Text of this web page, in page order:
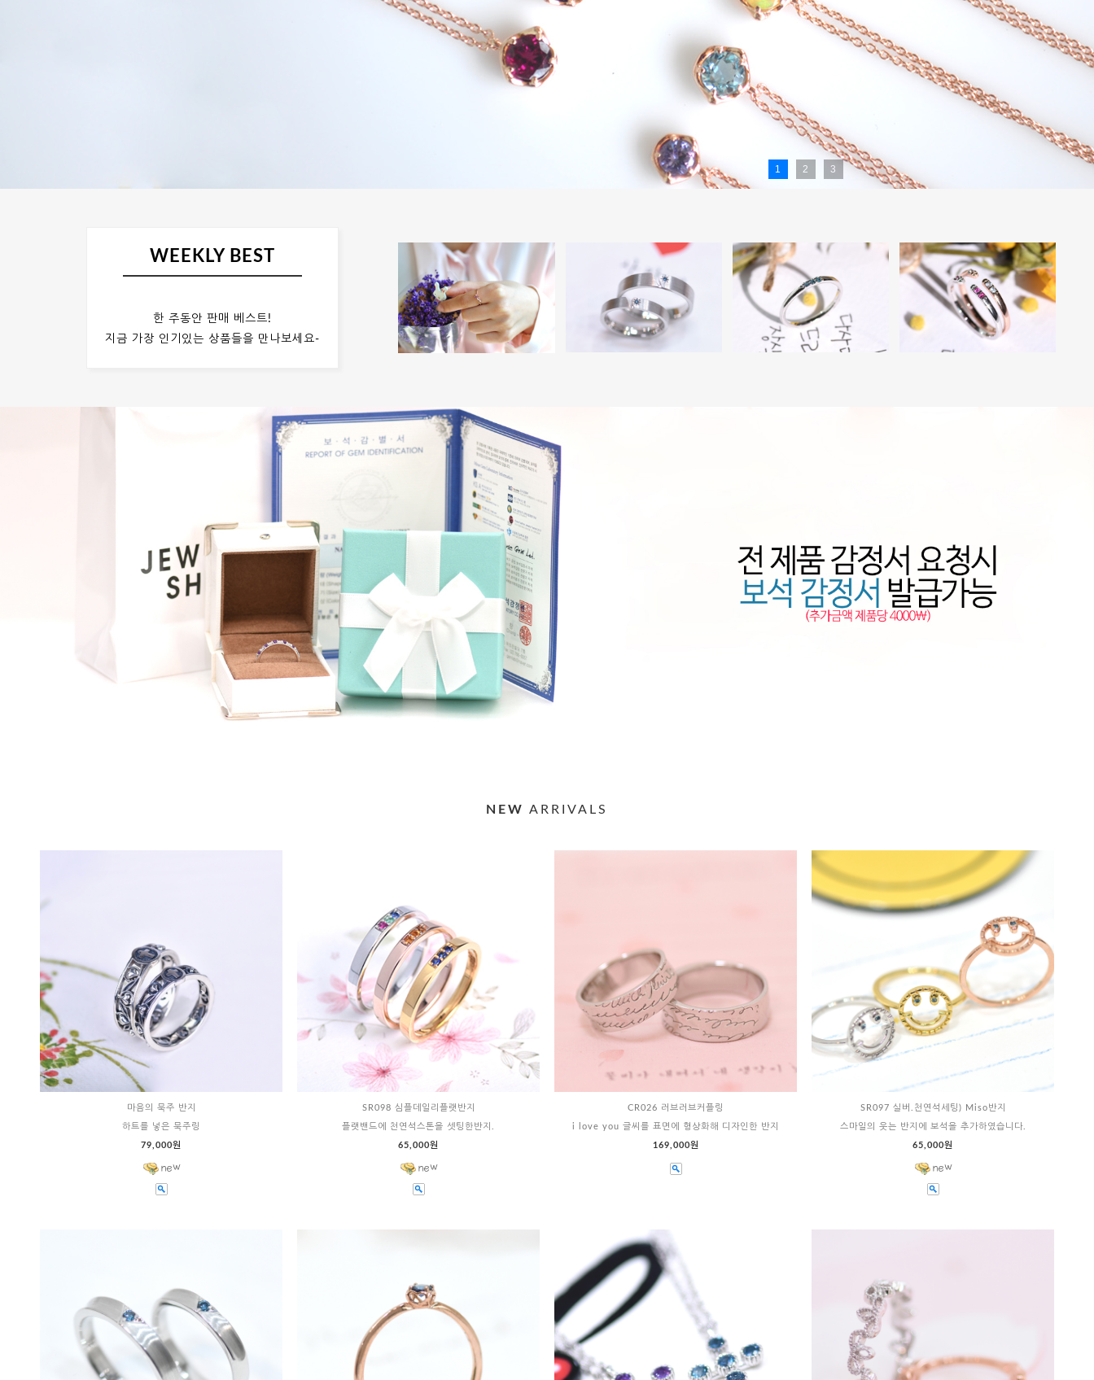
1 2 3
WEEKLY BEST
한 주동안 판매 베스트!
지금 가장 인기있는 상품들을 만나보세요-
NEW ARRIVALS
마음의 묵주 반지
하트를 넣은 묵주링
79,000원
SR098 심플데일리플랫반지
플랫밴드에 천연석스톤을 셋팅한반지.
65,000원
CR026 러브러브커플링
i love you 글씨를 표면에 형상화해 디자인한 반지
169,000원
SR097 실버.천연석세팅) Miso반지
스마일의 웃는 반지에 보석을 추가하였습니다.
65,000원